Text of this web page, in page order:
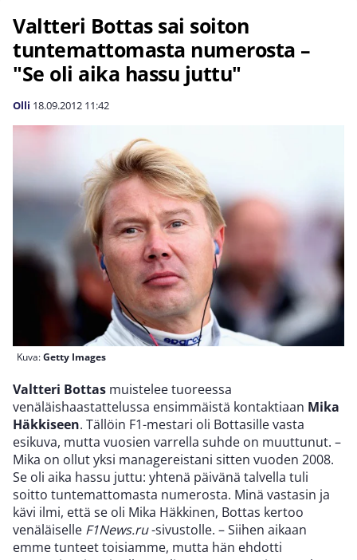
Valtteri Bottas sai soiton
tuntemattomasta numerosta –
"Se oli aika hassu juttu"
Olli 18.09.2012 11:42
Kuva:Getty Images
Valtteri Bottas muistelee tuoreessa
venäläishaastattelussa ensimmäistä kontaktiaan Mika
Häkkiseen. Tällöin F1-mestari oli Bottasille vasta
esikuva, mutta vuosien varrella suhde on muuttunut. –
Mika on ollut yksi managereistani sitten vuoden 2008.
Se oli aika hassu juttu: yhtenä päivänä talvella tuli
soitto tuntemattomasta numerosta. Minä vastasin ja
kävi ilmi, että se oli Mika Häkkinen, Bottas kertoo
venäläiselle F1News.ru-sivustolle. – Siihen aikaan
emme tunteet toisiamme, mutta hän ehdotti